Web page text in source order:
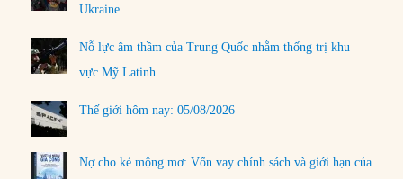
Ukraine
Nỗ lực âm thầm của Trung Quốc nhằm thống trị khu
vực Mỹ Latinh
Thế giới hôm nay: 05/08/2026
Nợ cho kẻ mộng mơ: Vốn vay chính sách và giới hạn của